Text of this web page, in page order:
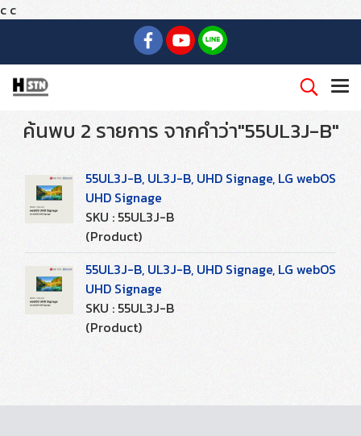
c c
ค้นพบ 2 รายการ จากคำว่า"55UL3J-B"
55UL3J-B, UL3J-B, UHD Signage, LG webOS
UHD Signage
SKU : 55UL3J-B
(Product)
55UL3J-B, UL3J-B, UHD Signage, LG webOS
UHD Signage
SKU : 55UL3J-B
(Product)